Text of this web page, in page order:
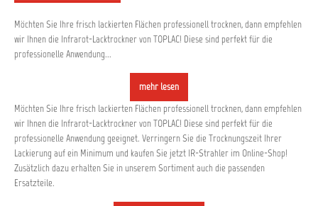
Möchten Sie Ihre frisch lackierten Flächen professionell trocknen, dann empfehlen
wir Ihnen die Infrarot-Lacktrockner von TOPLAC! Diese sind perfekt für die
professionelle Anwendung...
mehr lesen
Möchten Sie Ihre frisch lackierten Flächen professionell trocknen, dann empfehlen
wir Ihnen die Infrarot-Lacktrockner von TOPLAC! Diese sind perfekt für die
professionelle Anwendung geeignet. Verringern Sie die Trocknungszeit Ihrer
Lackierung auf ein Minimum und kaufen Sie jetzt IR-Strahler im Online-Shop!
Zusätzlich dazu erhalten Sie in unserem Sortiment auch die passenden
Ersatzteile.